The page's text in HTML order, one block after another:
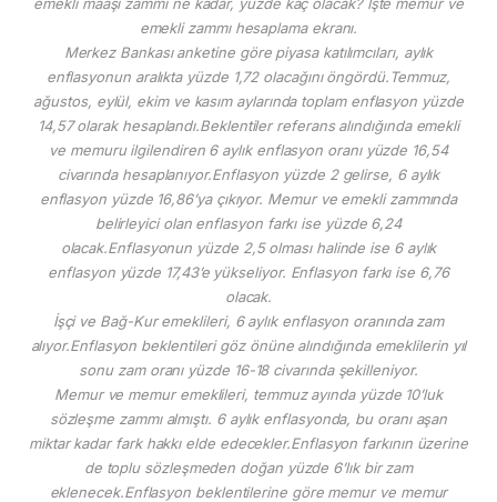
emekli zammı hesaplama ekranı.
Merkez Bankası anketine göre piyasa katılımcıları, aylık
enflasyonun aralıkta yüzde 1,72 olacağını öngördü.Temmuz,
ağustos, eylül, ekim ve kasım aylarında toplam enflasyon yüzde
14,57 olarak hesaplandı.Beklentiler referans alındığında emekli
ve memuru ilgilendiren 6 aylık enflasyon oranı yüzde 16,54
civarında hesaplanıyor.Enflasyon yüzde 2 gelirse, 6 aylık
enflasyon yüzde 16,86’ya çıkıyor. Memur ve emekli zammında
belirleyici olan enflasyon farkı ise yüzde 6,24
olacak.Enflasyonun yüzde 2,5 olması halinde ise 6 aylık
enflasyon yüzde 17,43’e yükseliyor. Enflasyon farkı ise 6,76
olacak.
İşçi ve Bağ-Kur emeklileri, 6 aylık enflasyon oranında zam
alıyor.Enflasyon beklentileri göz önüne alındığında emeklilerin yıl
sonu zam oranı yüzde 16-18 civarında şekilleniyor.
Memur ve memur emeklileri, temmuz ayında yüzde 10’luk
sözleşme zammı almıştı. 6 aylık enflasyonda, bu oranı aşan
miktar kadar fark hakkı elde edecekler.Enflasyon farkının üzerine
de toplu sözleşmeden doğan yüzde 6’lık bir zam
eklenecek.Enflasyon beklentilerine göre memur ve memur